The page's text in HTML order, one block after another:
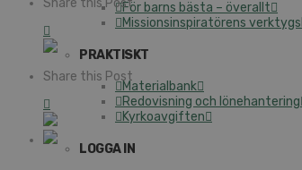
För barns bästa – överallt
Missionsinspiratörens
PRAKTISKT
Materialbank
Redovisning och lönehantering
Kyrkoavgiften
LOGGA IN
Share this Post